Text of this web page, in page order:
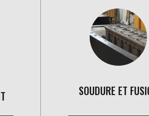
SOUDURE ET